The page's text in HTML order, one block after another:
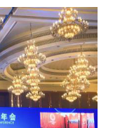
才培养、服务行